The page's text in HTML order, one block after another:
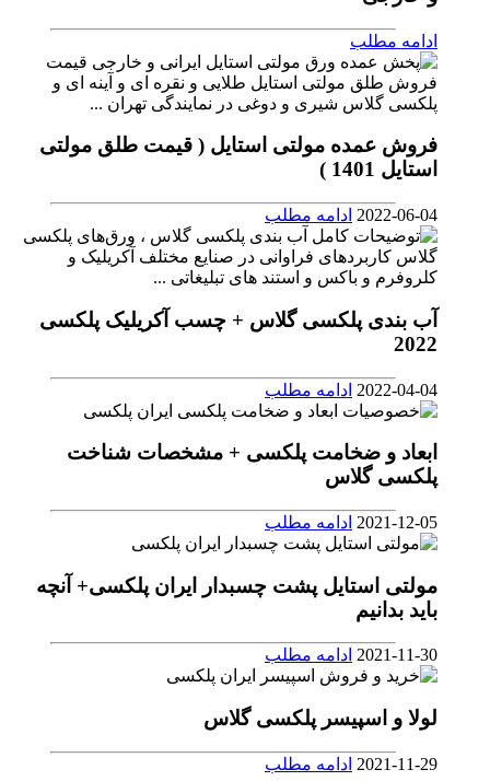
ادامه مطلب
فروش عمده مولتی استایل ( قیمت طلق مولتی
استایل 1401 )
2022-06-04 ادامه مطلب
آب بندی پلکسی گلاس + چسب آکریلیک پلکسی
2022
2022-04-04 ادامه مطلب
ابعاد و ضخامت پلکسی + مشخصات شناخت
پلکسی گلاس
2021-12-05 ادامه مطلب
مولتی استایل پشت چسبدار ایران پلکسی+ آنچه
باید بدانیم
2021-11-30 ادامه مطلب
لولا و اسپیسر پلکسی گلاس
2021-11-29 ادامه مطلب